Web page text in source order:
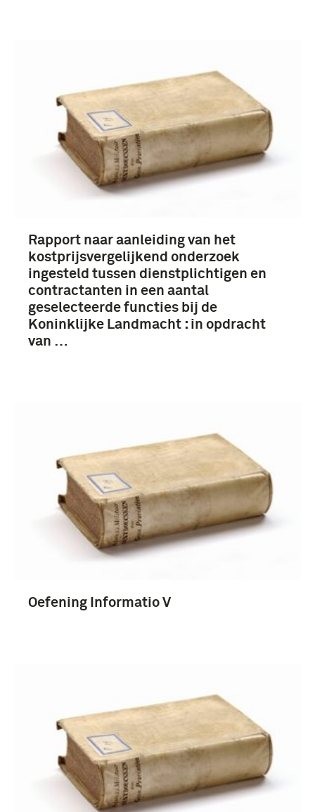
Rapport naar aanleiding van het
kostprijsvergelijkend onderzoek
ingesteld tussen dienstplichtigen en
contractanten in een aantal
geselecteerde functies bij de
Koninklijke Landmacht : in opdracht
van …
Oefening Informatio V